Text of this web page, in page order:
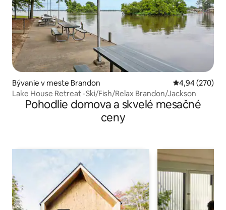
Bývanie v meste Brandon Priemerné
4,94 (270)
Lake House Retreat -Ski/Fish/Relax Brandon/Jackson
Pohodlie domova a skvelé mesačné
ceny